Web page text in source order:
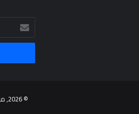
أدخل
بريدك
الإلكتروني
© 2026, موقع أسرة العجلان والعيد برعاية مجموعة عجلان واخوانه |